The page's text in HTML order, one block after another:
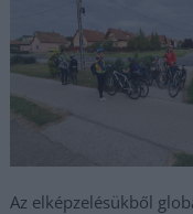
Az elképzelésükből